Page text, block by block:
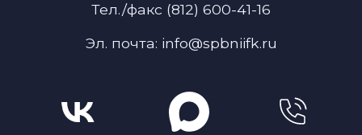
Тел./факс (812) 600-41-16
Эл. почта: info@spbniifk.ru